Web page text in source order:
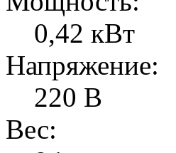
0,42 кВт
Напряжение:
220 В
Вес: